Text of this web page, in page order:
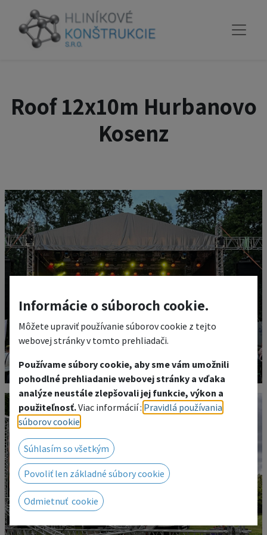
Roof 12x10m Hurbanovo
Kosenz
Informácie o súboroch cookie.
Môžete upraviť používanie súborov cookie z tejto
webovej stránky v tomto prehliadači.
Používame súbory cookie, aby sme vám umožnili
pohodlné prehliadanie webovej stránky a vďaka
analýze neustále zlepšovali jej funkcie, výkon a
použiteľnosť.Viac informácií : Pravidlá používania
súborov cookie
Súhlasím so všetkým
Povoliť len základné súbory cookie
Odmietnuť cookie